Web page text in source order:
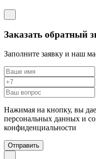
Заказать обратный
Заполните заявку и наш
Нажимая на кнопку, вы
персональных данных и
конфиденциальности
Отправить